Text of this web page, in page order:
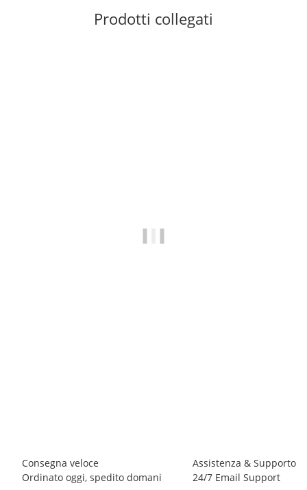
Prodotti collegati
Consegna veloce
Ordinato oggi, spedito domani
Assistenza & Supporto
24/7 Email Support